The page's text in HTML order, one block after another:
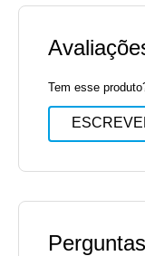
Tem esse